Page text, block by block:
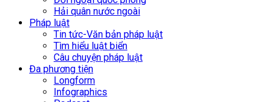
Hải quân nước ngoài
Pháp luật
Tin tức-Văn bản pháp luật
Tìm hiểu luật biển
Câu chuyện pháp luật
Đa phương tiện
Longform
Infographics